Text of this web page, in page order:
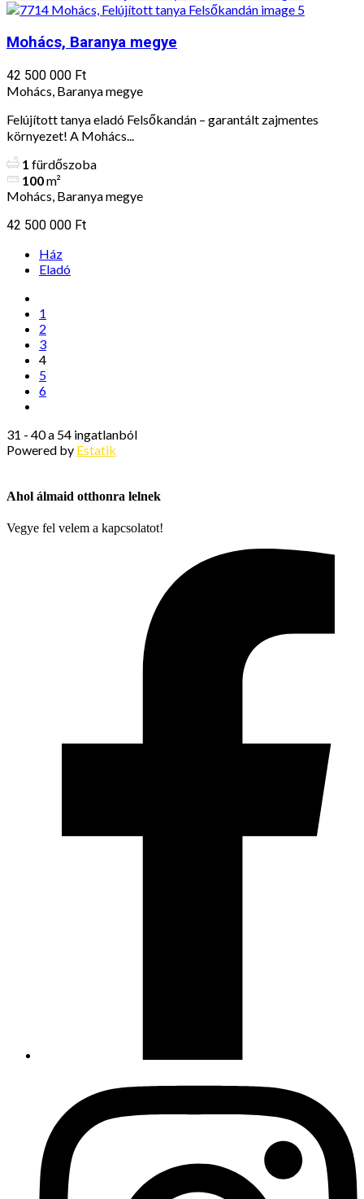
Mohács, Baranya megye
42 500 000 Ft
Mohács, Baranya megye
Felújított tanya eladó Felsőkandán – garantált zajmentes
környezet! A Mohács...
1 fürdőszoba
100m²
Mohács, Baranya megye
42 500 000 Ft
Ház
Eladó
1
2
3
4
5
6
31 - 40 a 54 ingatlanból
Powered by Estatik
Ahol álmaid otthonra lelnek
Vegye fel velem a kapcsolatot!